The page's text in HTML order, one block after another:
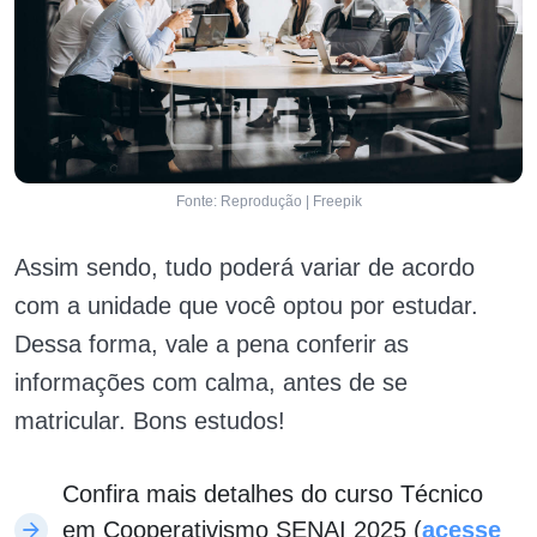
Fonte: Reprodução | Freepik
Assim sendo, tudo poderá variar de acordo
com a unidade que você optou por estudar.
Dessa forma, vale a pena conferir as
informações com calma, antes de se
matricular. Bons estudos!
Confira mais detalhes do curso Técnico
em Cooperativismo SENAI 2025 (acesse